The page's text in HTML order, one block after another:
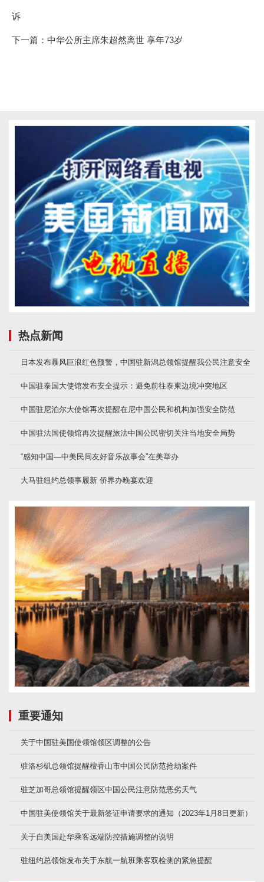
诉
下一篇： 中华公所主席朱超然离世 享年73岁
热点新闻
日本发布暴风巨浪红色预警，中国驻新潟总领馆提醒我公民注意安全
中国驻泰国大使馆发布安全提示：避免前往泰柬边境冲突地区
中国驻尼泊尔大使馆再次提醒在尼中国公民和机构加强安全防范
中国驻法国使领馆再次提醒旅法中国公民密切关注当地安全局势
“感知中国—中美民间友好音乐故事会”在美举办
大马驻纽约总领事履新 侨界办晚宴欢迎
重要通知
关于中国驻美国使领馆领区调整的公告
驻洛杉矶总领馆提醒檀香山市中国公民防范抢劫案件
驻芝加哥总领馆提醒领区中国公民注意防范恶劣天气
中国驻美使领馆关于最新签证申请要求的通知（2023年1月8日更新）
关于自美国赴华乘客远端防控措施调整的说明
驻纽约总领馆发布关于东航一航班乘客双检测的紧急提醒